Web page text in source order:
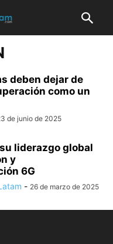
deben dejar de
como un
de junio de 2025
liderazgo global
y
6G
- 26 de marzo de 2025